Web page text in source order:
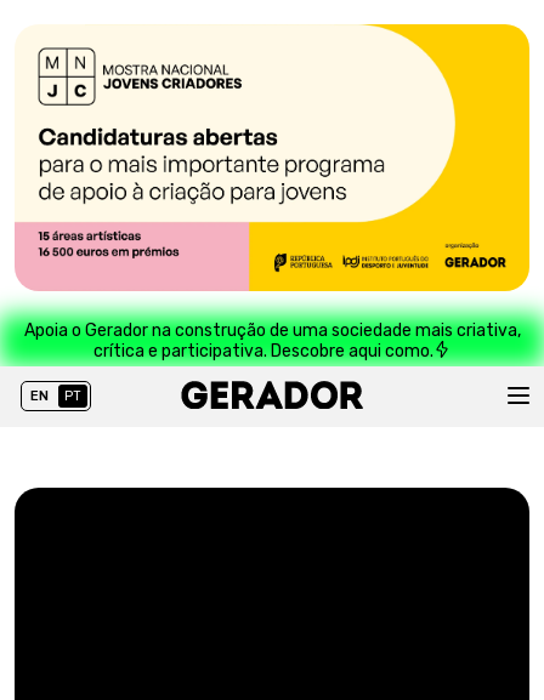
Apoia o Gerador na construção de uma sociedade mais criativa,
crítica e participativa. Descobre aqui como.
EN PT